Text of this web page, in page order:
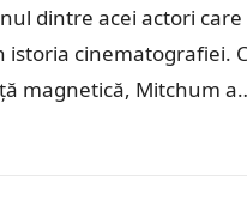
dintre acei actori care
cinematografiei.
magnetică, Mitchum